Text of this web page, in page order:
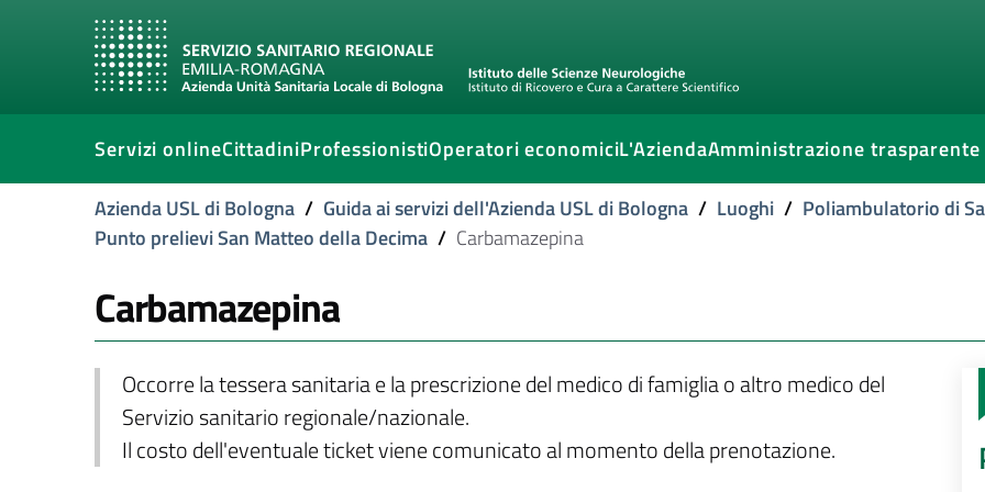
Servizi onlineCittadiniProfessionistiOperatori economiciL'AziendaAmministrazione trasparente
Azienda USL di Bologna / Guida ai servizi dell'Azienda USL di Bologna / Luoghi / Poliambulatorio di
Punto prelievi San Matteo della Decima / Carbamazepina
Carbamazepina
Occorre la tessera sanitaria e la prescrizione del medico di famiglia o altro medico del
Servizio sanitario regionale/nazionale.
Il costo dell'eventuale ticket viene comunicato al momento della prenotazione.